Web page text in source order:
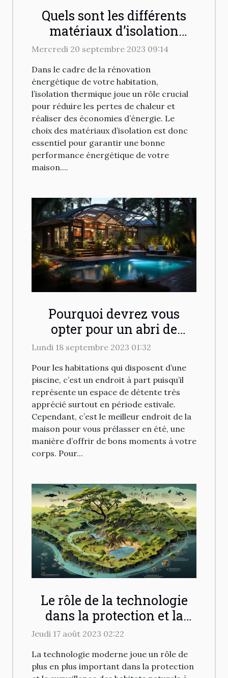
Quels sont les différents
matériaux d’isolation
thermique disponibles
Mercredi 20 septembre 2023 09:14
Dans le cadre de la rénovation
énergétique de votre habitation,
l’isolation thermique joue un rôle crucial
pour réduire les pertes de chaleur et
réaliser des économies d’énergie. Le
choix des matériaux d’isolation est donc
essentiel pour garantir une bonne
performance énergétique de votre
maison....
Pourquoi devrez vous
opter pour un abri de
piscine ?
Lundi 18 septembre 2023 01:32
Pour les habitations qui disposent d’une
piscine, c’est un endroit à part puisqu’il
représente un espace de détente très
apprécié surtout en période estivale.
Cependant, c’est le meilleur endroit de la
maison pour vous prélasser en été, une
manière d’offrir de bons moments à votre
corps. Pour...
Le rôle de la technologie
dans la protection et la
surveillance des habitats
Jeudi 17 août 2023 02:22
La technologie moderne joue un rôle de
plus en plus important dans la protection